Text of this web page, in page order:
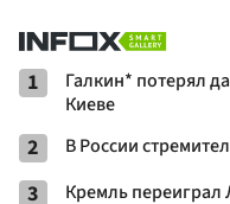
1
Галкин* потерял
Киеве
2 В России
3
Кремль переиграл